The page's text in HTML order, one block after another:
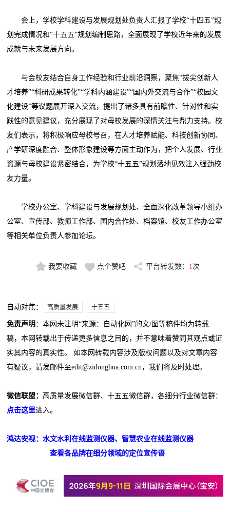
会上，学校学科建设与发展规划处负责人汇报了学校“十四五”规
划完成情况和“十五五”规划编制思路，全面展现了学校近年来的发展
成就与未来发展方向。
与会校友结合自身工作经验和行业前沿洞察，聚焦“拔尖创新人
才培养”“科研成果转化”“学科内涵建设”“国内外交流与合作”“校园文
化建设”等议题展开深入交流，提出了诸多具有前瞻性、针对性和实
践性的意见建议，充分展现了对母校发展的深情关注与鼎力支持。校
友们表示，将积极响应母校号召，在人才培养赋能、科技创新协同、
产学研深度融合、整体形象建设等方面主动作为，把个人发展、行业
资源与母校建设紧密结合，为学校“十五五”规划落地见效注入强劲校
友力量。
学校办公室、学科建设与发展规划处、全面深化改革领导小组办
公室、宣传部、教师工作部、国内合作处、档案馆、校友工作办公室
等相关单位负责人参加论坛。
我要收藏 点个赞吧 平台转发数： 1 次
自动对焦： 高质量发展 十五五
免责声明 ：本网未注明“来源：自动化网”的文/图等稿件均为转载
稿，本网转载出于传递更多信息之目的，并不意味着赞同其观点或证
实其内容的真实性。 如本网转载内容涉及版权问题以及对文章内容
有疑议，请发邮件至edit@zidonghua.com.cn，我们将及时处理。
微信联盟： 高质量发展微信群、十五五微信群，各细分行业微信群：
点击这里进入。
鸿达安视：水文水利在线监测仪器、智慧农业在线监测仪器
查看各品牌在细分领域的定位宣传语